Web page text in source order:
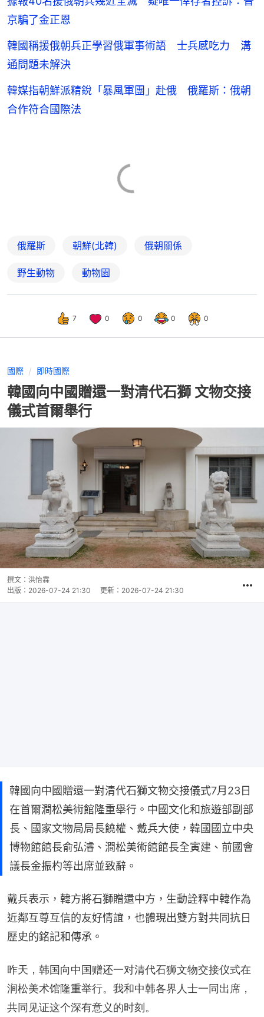
京騙了金正恩
韓國稱援俄朝兵正學習俄軍事術語 士兵感吃力 溝
通問題未解決
韓媒指朝鮮派精銳「暴風軍團」赴俄 俄羅斯：俄朝
合作符合國際法
俄羅斯 朝鮮(北韓) 俄朝關係
野生動物 動物園
7 0 0 0 0
國際 即時國際
韓國向中國贈還一對清代石獅 文物交接
儀式首爾舉行
撰文： 洪怡霖
出版： 2026-07-24 21:30 更新： 2026-07-24 21:30
韓國向中國贈還一對清代石獅文物交接儀式7月23日
在首爾澗松美術館隆重舉行。中國文化和旅遊部副部
長、國家文物局局長饒權、戴兵大使，韓國國立中央
博物館館長俞弘濬、澗松美術館館長全寅建、前國會
議長金振杓等出席並致辭。
戴兵表示，韓方將石獅贈還中方，生動詮釋中韓作為
近鄰互尊互信的友好情誼，也體現出雙方對共同抗日
歷史的銘記和傳承。
昨天，韩国向中国赠还一对清代石狮文物交接仪式在
涧松美术馆隆重举行。我和中韩各界人士一同出席，
共同见证这个深有意义的时刻。